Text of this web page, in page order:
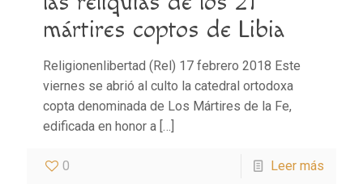
mártires coptos de Libia
Religionenlibertad (Rel) 17 febrero 2018 Este
viernes se abrió al culto la catedral ortodoxa
copta denominada de Los Mártires de la Fe,
edificada en honor a […]
0 Leer más